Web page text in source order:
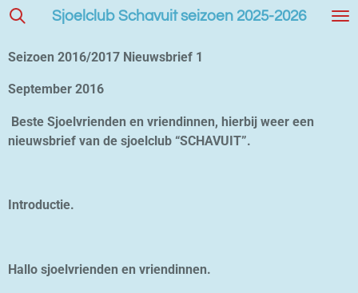
Ga
naar
hoofdinhoud
Sjoelclub Schavuit seizoen 2025-2026
Seizoen 2016/2017 Nieuwsbrief 1
September 2016
Beste Sjoelvrienden en vriendinnen, hierbij weer een
nieuwsbrief van de sjoelclub “SCHAVUIT”.
Introductie.
Hallo sjoelvrienden en vriendinnen.